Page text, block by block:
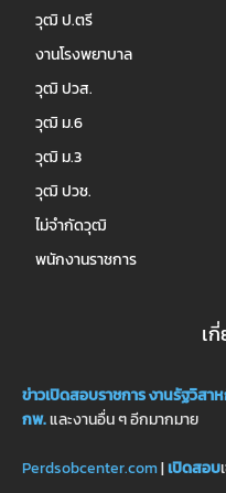
วุฒิ ป.ตรี
งานโรงพยาบาล
วุฒิ ปวส.
วุฒิ ม.6
วุฒิ ม.3
วุฒิ ปวช.
ไม่จำกัดวุฒิ
พนักงานราชการ
เ
ข่าวเปิดสอบราชการงานรัฐวิสา
กพ.และงานอื่น ๆ อีกมากมาย
Perdsobcenter.com|เปิดสอบ